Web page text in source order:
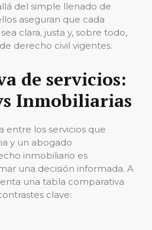
del simple llenado de
aseguran que cada
clara, justa y, sobre todo,
derecho civil vigentes.
de servicios:
Inmobiliarias
entre los servicios que
y un abogado
inmobiliario es
una decisión informada. A
una tabla comparativa
clave: